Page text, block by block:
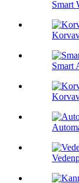
Smart
Smart